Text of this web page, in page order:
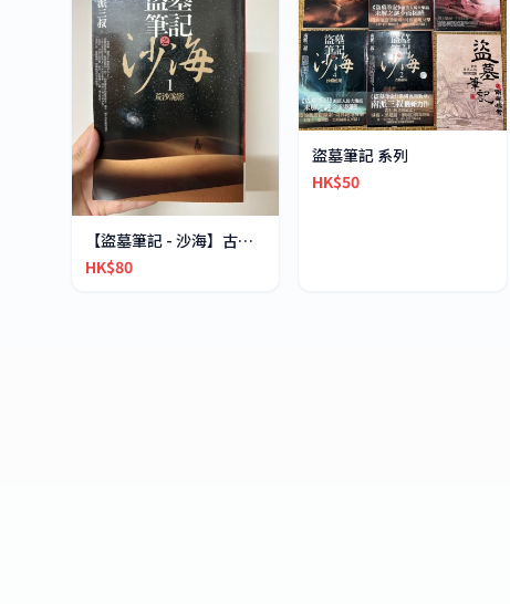
【盜墓筆記 - 沙海】古鎮迷局繁體中文小說1及2
HK$80
盜墓筆記 系列
HK$50